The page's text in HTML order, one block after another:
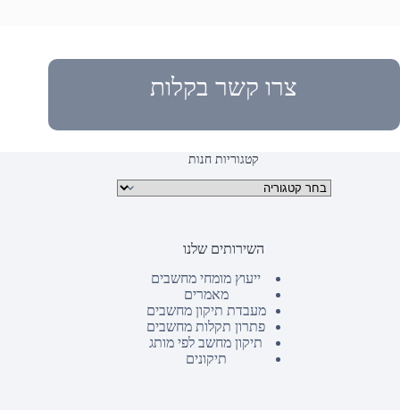
צרו קשר בקלות
קטגוריות חנות
קטגוריות מוצרים
השירותים שלנו
ייעוץ מומחי מחשבים
מאמרים
מעבדת תיקון מחשבים
פתרון תקלות מחשבים
תיקון מחשב לפי מותג
תיקונים